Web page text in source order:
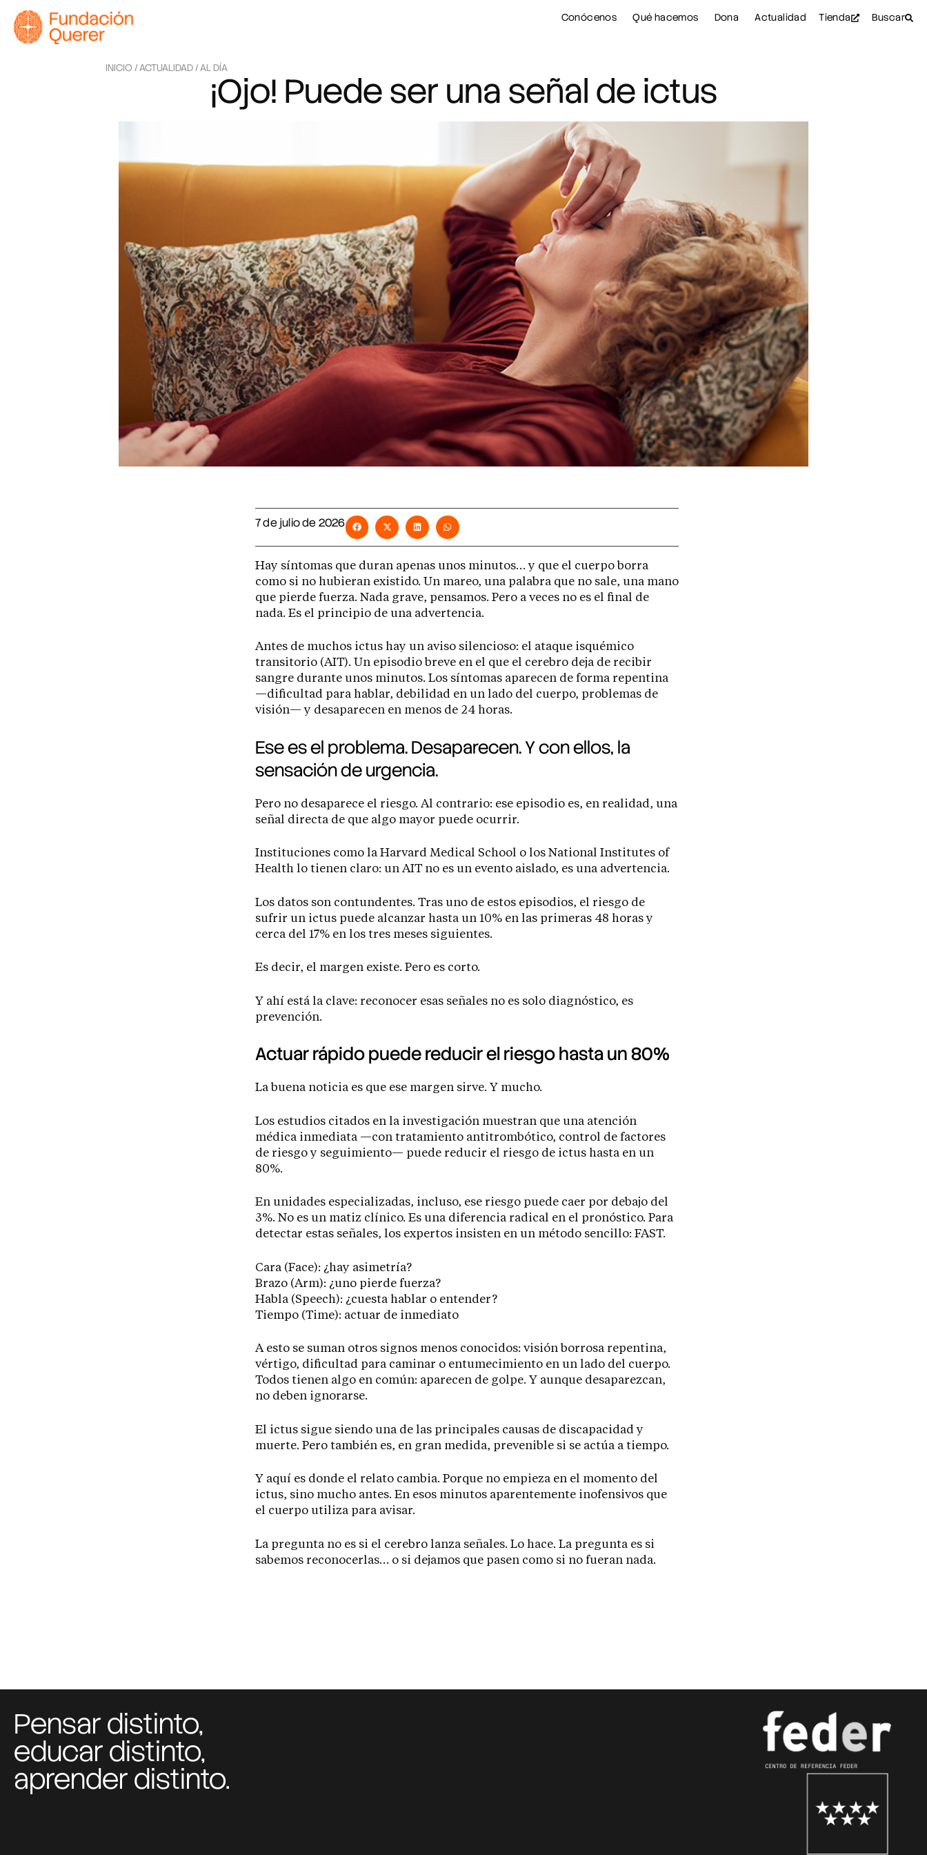
Conócenos Qué hacemos Dona Actualidad Tienda Buscar
INICIO /ACTUALIDAD /AL DÍA
¡Ojo! Puede ser una señal de ictus
7 de julio de 2026
Hay síntomas que duran apenas unos minutos… y que el cuerpo borra
como si no hubieran existido. Un mareo, una palabra que no sale, una mano
que pierde fuerza. Nada grave, pensamos. Pero a veces no es el final de
nada. Es el principio de una advertencia.
Antes de muchos ictus hay un aviso silencioso: el ataque isquémico
transitorio (AIT). Un episodio breve en el que el cerebro deja de recibir
sangre durante unos minutos. Los síntomas aparecen de forma repentina
—dificultad para hablar, debilidad en un lado del cuerpo, problemas de
visión— y desaparecen en menos de 24 horas.
Ese es el problema. Desaparecen. Y con ellos, la
sensación de urgencia.
Pero no desaparece el riesgo. Al contrario: ese episodio es, en realidad, una
señal directa de que algo mayor puede ocurrir.
Instituciones como la Harvard Medical School o los National Institutes of
Health lo tienen claro: un AIT no es un evento aislado, es una advertencia.
Los datos son contundentes. Tras uno de estos episodios, el riesgo de
sufrir un ictus puede alcanzar hasta un 10% en las primeras 48 horas y
cerca del 17% en los tres meses siguientes.
Es decir, el margen existe. Pero es corto.
Y ahí está la clave: reconocer esas señales no es solo diagnóstico, es
prevención.
Actuar rápido puede reducir el riesgo hasta un 80%
La buena noticia es que ese margen sirve. Y mucho.
Los estudios citados en la investigación muestran que una atención
médica inmediata —con tratamiento antitrombótico, control de factores
de riesgo y seguimiento— puede reducir el riesgo de ictus hasta en un
80%.
En unidades especializadas, incluso, ese riesgo puede caer por debajo del
3%. No es un matiz clínico. Es una diferencia radical en el pronóstico. Para
detectar estas señales, los expertos insisten en un método sencillo: FAST.
Cara (Face): ¿hay asimetría?
Brazo (Arm): ¿uno pierde fuerza?
Habla (Speech): ¿cuesta hablar o entender?
Tiempo (Time): actuar de inmediato
A esto se suman otros signos menos conocidos: visión borrosa repentina,
vértigo, dificultad para caminar o entumecimiento en un lado del cuerpo.
Todos tienen algo en común: aparecen de golpe. Y aunque desaparezcan,
no deben ignorarse.
El ictus sigue siendo una de las principales causas de discapacidad y
muerte. Pero también es, en gran medida, prevenible si se actúa a tiempo.
Y aquí es donde el relato cambia. Porque no empieza en el momento del
ictus, sino mucho antes. En esos minutos aparentemente inofensivos que
el cuerpo utiliza para avisar.
La pregunta no es si el cerebro lanza señales. Lo hace. La pregunta es si
sabemos reconocerlas… o si dejamos que pasen como si no fueran nada.
Pensar distinto,
educar distinto,
aprender distinto.